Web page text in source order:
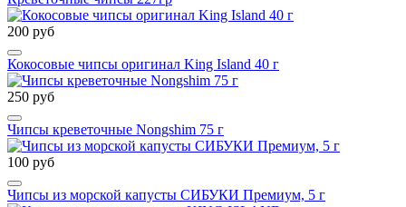
200 руб
Кокосовые чипсы оригинал King Island 40 г
250 руб
Чипсы креветочные Nongshim 75 г
100 руб
Чипсы из морской капусты СИБУКИ Премиум, 5 г